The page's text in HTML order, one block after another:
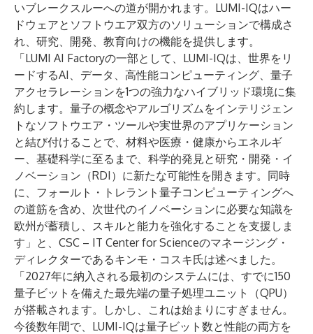
いブレークスルーへの道が開かれます。LUMI-IQはハー
ドウェアとソフトウエア双方のソリューションで構成さ
れ、研究、開発、教育向けの機能を提供します。
「LUMI AI Factoryの一部として、LUMI-IQは、世界をリ
ードするAI、データ、高性能コンピューティング、量子
アクセラレーションを1つの強力なハイブリッド環境に集
約します。量子の概念やアルゴリズムをインテリジェン
トなソフトウエア・ツールや実世界のアプリケーション
と結び付けることで、材料や医療・健康からエネルギ
ー、基礎科学に至るまで、科学的発見と研究・開発・イ
ノベーション（RDI）に新たな可能性を開きます。同時
に、フォールト・トレラント量子コンピューティングへ
の道筋を含め、次世代のイノベーションに必要な知識を
欧州が蓄積し、スキルと能力を強化することを支援しま
す」と、CSC – IT Center for Scienceのマネージング・
ディレクターであるキンモ・コスキ氏は述べました。
「2027年に納入される最初のシステムには、すでに150
量子ビットを備えた最先端の量子処理ユニット（QPU）
が搭載されます。しかし、これは始まりにすぎません。
今後数年間で、LUMI-IQは量子ビット数と性能の両方を